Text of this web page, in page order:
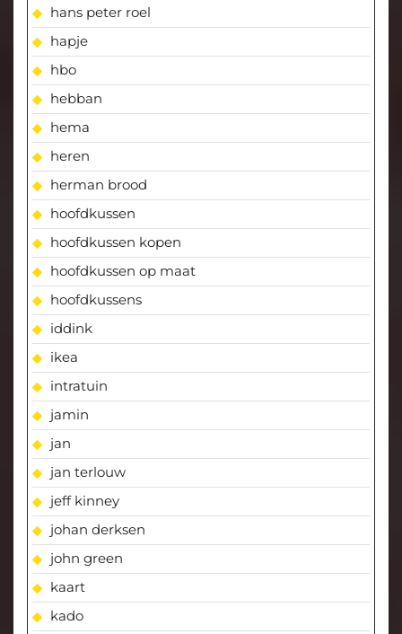
hans peter roel
hapje
hbo
hebban
hema
heren
herman brood
hoofdkussen
hoofdkussen kopen
hoofdkussen op maat
hoofdkussens
iddink
ikea
intratuin
jamin
jan
jan terlouw
jeff kinney
johan derksen
john green
kaart
kado